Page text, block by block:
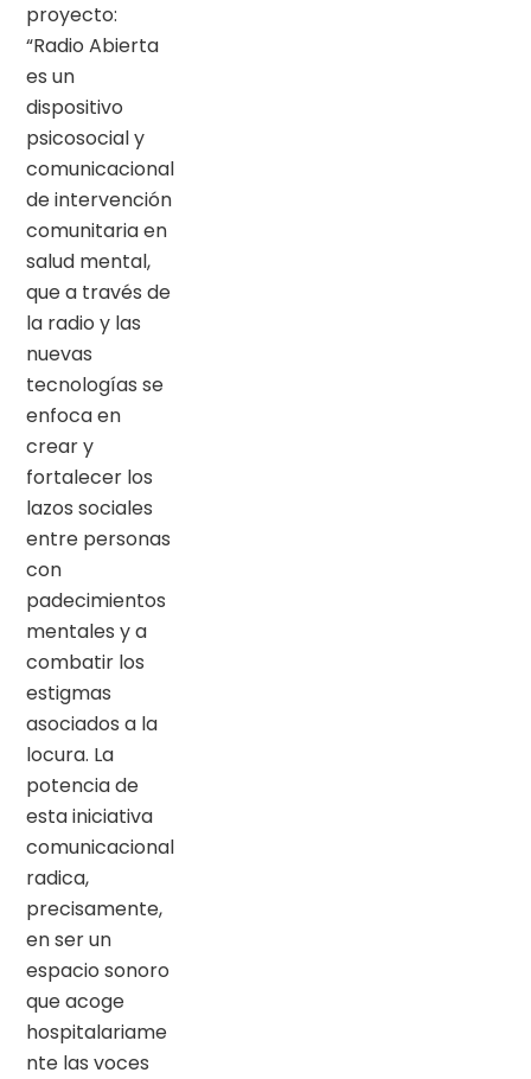
proyecto:
“Radio Abierta
es un
dispositivo
psicosocial y
comunicacional
de intervención
comunitaria en
salud mental,
que a través de
la radio y las
nuevas
tecnologías se
enfoca en
crear y
fortalecer los
lazos sociales
entre personas
con
padecimientos
mentales y a
combatir los
estigmas
asociados a la
locura. La
potencia de
esta iniciativa
comunicacional
radica,
precisamente,
en ser un
espacio sonoro
que acoge
hospitalariame
nte las voces